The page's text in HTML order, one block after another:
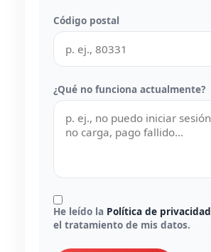
Código postal
¿Qué no funciona actualmente?
He leído la Política de privacidad
el tratamiento de mis datos.